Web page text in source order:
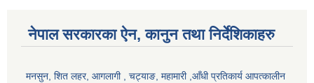
नेपाल सरकारका ऐन, कानुन तथा निर्देशिकाहरु
मनसुन, शित लहर, आगलागी , चट्याङ, महामारी ,आँधी प्रतिकार्य आपत्कालीन